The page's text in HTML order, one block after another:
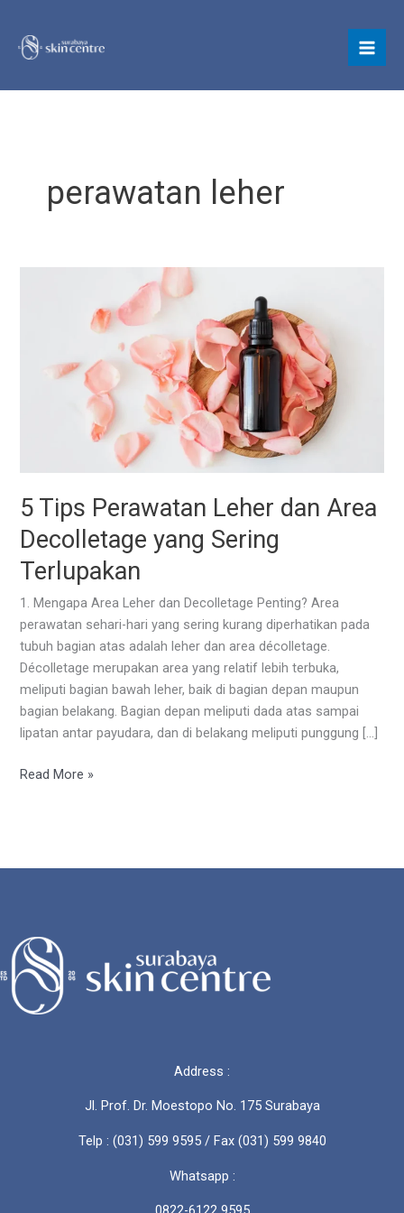
content
perawatan leher
5 Tips Perawatan Leher dan Area
Decolletage yang Sering
Terlupakan
1. Mengapa Area Leher dan Decolletage Penting? Area
perawatan sehari-hari yang sering kurang diperhatikan pada
tubuh bagian atas adalah leher dan area décolletage.
Décolletage merupakan area yang relatif lebih terbuka,
meliputi bagian bawah leher, baik di bagian depan maupun
bagian belakang. Bagian depan meliputi dada atas sampai
lipatan antar payudara, dan di belakang meliputi punggung […]
5
Sering
Terlupakan
Read More »
Address :
Jl. Prof. Dr. Moestopo No. 175 Surabaya
Telp : (031) 599 9595 / Fax (031) 599 9840
Whatsapp :